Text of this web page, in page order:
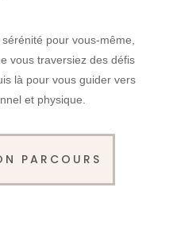
pour vous-même,
vous traversiez des défis
là pour vous guider vers
et physique.
PARCOURS